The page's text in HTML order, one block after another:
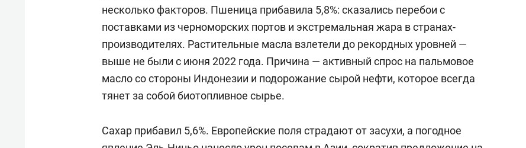
несколько факторов. Пшеница прибавила 5,8%: сказались перебои с
поставками из черноморских портов и экстремальная жара в странах-
производителях. Растительные масла взлетели до рекордных уровней —
выше не были с июня 2022 года. Причина — активный спрос на пальмовое
масло со стороны Индонезии и подорожание сырой нефти, которое всегда
тянет за собой биотопливное сырье.
Сахар прибавил 5,6%. Европейские поля страдают от засухи, а погодное